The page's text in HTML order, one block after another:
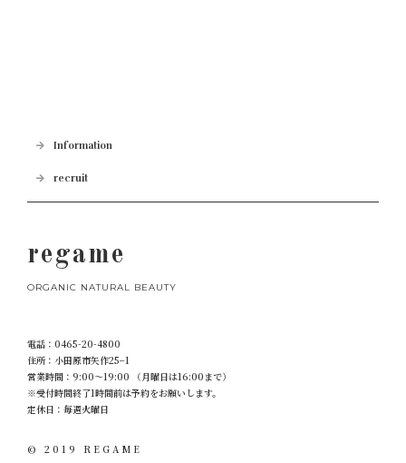
Information
recruit
regame
ORGANIC NATURAL BEAUTY
電話： 0465-20-4800
住所：小田原市矢作25−1
営業時間：9:00～19:00 （月曜日は16:00まで）
※受付時間終了1時間前は予約をお願いします。
定休日：毎週火曜日
© 2019 REGAME